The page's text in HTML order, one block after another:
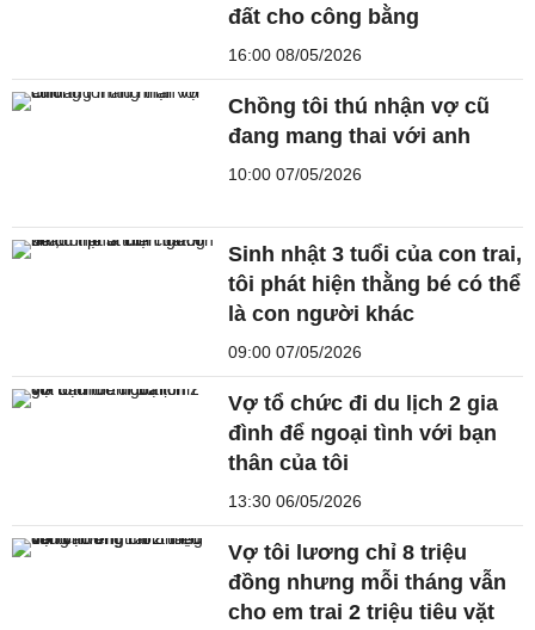
đất cho công bằng
16:00 08/05/2026
Chồng tôi thú nhận vợ cũ
đang mang thai với anh
10:00 07/05/2026
Sinh nhật 3 tuổi của con trai,
tôi phát hiện thằng bé có thể
là con người khác
09:00 07/05/2026
Vợ tổ chức đi du lịch 2 gia
đình để ngoại tình với bạn
thân của tôi
13:30 06/05/2026
Vợ tôi lương chỉ 8 triệu
đồng nhưng mỗi tháng vẫn
cho em trai 2 triệu tiêu vặt